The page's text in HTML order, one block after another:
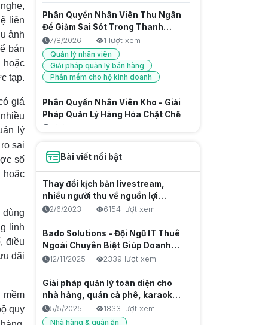
liên
ảnh
bán
tạp.
giá
lý
sai
số
hoặc
linh
điều
đãi
mềm
quy
Phân Quyền Nhân Viên Thu Ngân
Để Giảm Sai Sót Trong Thanh
Toán
7/8/2026
1 lượt xem
Quản lý nhân viên
Giải pháp quản lý bán hàng
Phần mềm cho hộ kinh doanh
Phân Quyền Nhân Viên Kho - Giải
Pháp Quản Lý Hàng Hóa Chặt Chẽ
7/8/2026
Phần mềm quản lý bán hàng
Giải pháp quản lý bán hàng
Kinh nghiệm vận hành
Homestay/Villa chuyên nghiệp: Từ
Check-in đến Báo cáo doanh thu
7/8/2026 1 lượt xem
Cách quản lý đặt phòng đa kênh,
chống Overbooking cho
Homestay/Villa
7/8/2026 1 lượt xem
eTax Mobile: Hướng Dẫn Tra Cứu &
Nộp Thuế Mới Nhất 2026
7/8/2026
0 lượt xem
Bài viết nổi bật
Thay đổi kịch bản livestream,
nhiều người thu về nguồn lợi
nhuận khủng
2/6/2023 6154 lượt xem
Bado Solutions - Đội Ngũ IT Thuê
Ngoài Chuyên Biệt Giúp Doanh
Nghiệp Tăng Tốc Sản Phẩm Số
12/11/2025 2339 lượt xem
Giải pháp quản lý toàn diện cho
nhà hàng, quán cà phê, karaoke &
club billiards
5/5/2025
1833 lượt xem
Nhà hàng & quán ăn